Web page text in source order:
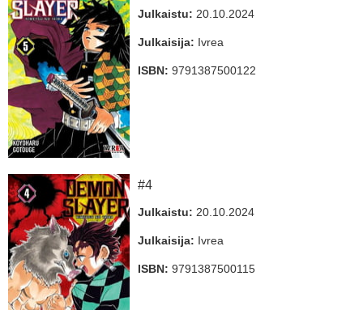
Julkaistu: 20.10.2024
Julkaisija: Ivrea
ISBN: 9791387500122
#4
Julkaistu: 20.10.2024
Julkaisija: Ivrea
ISBN: 9791387500115